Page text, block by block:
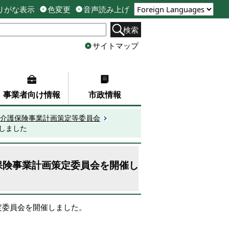
がな表示 色変更
音声読み上げ
検索
サイトマップ
事業者向け情報 市政情報
護保険事業計画策定等委員会
ました
事業計画策定委員会を開催し
員会を開催しました。